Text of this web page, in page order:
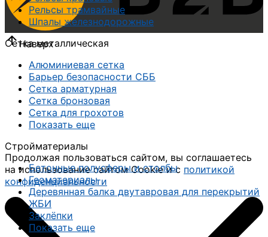
Рельсы трамвайные
Шпалы железнодорожные
Сетка металлическая
Алюминиевая сетка
Барьер безопасности СББ
Сетка арматурная
Сетка бронзовая
Сетка для грохотов
Показать еще
Стройматериалы
Бетонные полусферы и столбы
Геоматериалы
Деревянная балка двутавровая для перекрытий
ЖБИ
Заклёпки
Показать еще
Наверх
Продолжая пользоваться сайтом, вы соглашаетесь
на использование сайтом Cookie и с политикой
конфиденциальности